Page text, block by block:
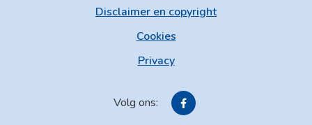
Disclaimer en copyright
Cookies
Privacy
Volg ons: